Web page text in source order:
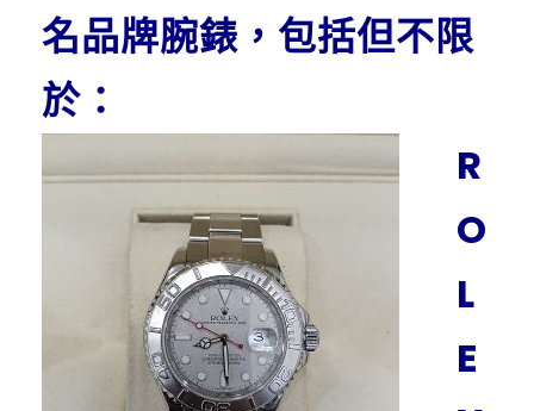
名品牌腕錶，包括但不限
於：
R
O
L
E